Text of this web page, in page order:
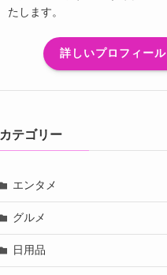
たします。
詳しいプロフィール
カテゴリー
エンタメ
グルメ
日用品